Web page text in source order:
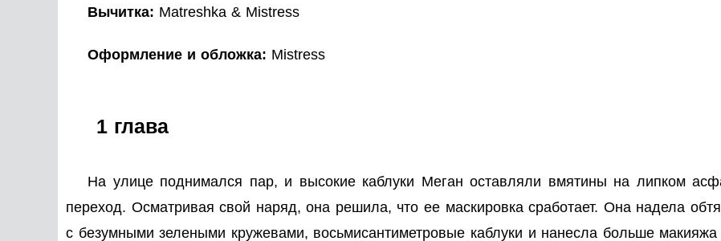
Вычитка: Matreshka & Mistress
Оформление и обложка: Mistress
1 глава
На улице поднимался пар, и высокие каблуки Меган оставляли вмятины на липком
переход. Осматривая свой наряд, она решила, что ее маскировка сработает. Она надела
с безумными зелеными кружевами, восьмисантиметровые каблуки и нанесла больше